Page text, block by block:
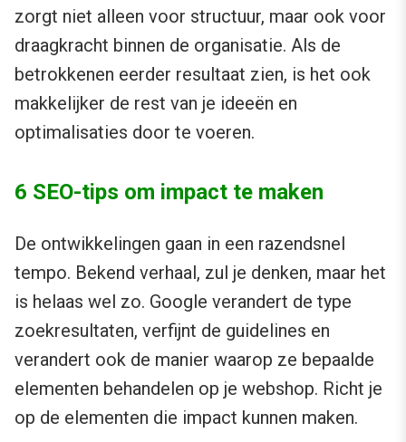
zorgt niet alleen voor structuur, maar ook voor
draagkracht binnen de organisatie. Als de
betrokkenen eerder resultaat zien, is het ook
makkelijker de rest van je ideeën en
optimalisaties door te voeren.
6 SEO-tips om impact te maken
De ontwikkelingen gaan in een razendsnel
tempo. Bekend verhaal, zul je denken, maar het
is helaas wel zo. Google verandert de type
zoekresultaten, verfijnt de guidelines en
verandert ook de manier waarop ze bepaalde
elementen behandelen op je webshop. Richt je
op de elementen die impact kunnen maken.